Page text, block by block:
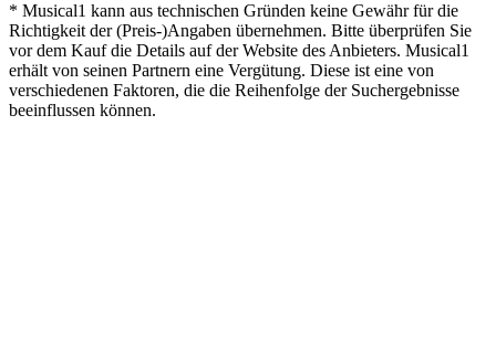
* Musical1 kann aus technischen Gründen keine Gewähr für die
Richtigkeit der (Preis-)Angaben übernehmen. Bitte überprüfen Sie
vor dem Kauf die Details auf der Website des Anbieters. Musical1
erhält von seinen Partnern eine Vergütung. Diese ist eine von
verschiedenen Faktoren, die die Reihenfolge der Suchergebnisse
beeinflussen können.